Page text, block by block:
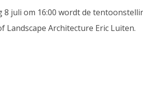
8 juli om 16:00 wordt de
Landscape Architecture Eric Luiten.